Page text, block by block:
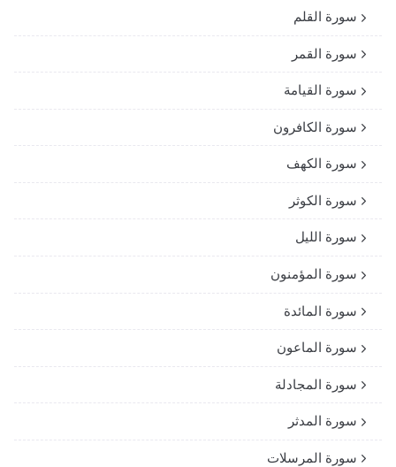
سورة القلم
سورة القمر
سورة القيامة
سورة الكافرون
سورة الكهف
سورة الكوثر
سورة الليل
سورة المؤمنون
سورة المائدة
سورة الماعون
سورة المجادلة
سورة المدثر
سورة المرسلات